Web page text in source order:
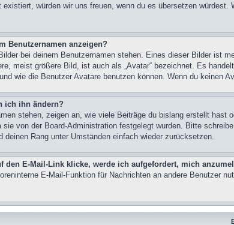
würden wir uns freuen, wenn du es übersetzen
Benutzernamen anzeigen?
bei deinem Benutzernamen stehen. Eines dieser Bilder ist
meist größere Bild, ist auch als „Avatar“ bezeichnet. Es
wie die Benutzer Avatare benutzen können. Wenn du keinen
ich ihn ändern?
stehen, zeigen an, wie viele Beiträge du bislang erstellt
von der Board-Administration festgelegt wurden. Bitte
deinen Rang unter Umständen einfach wieder zurücksetzen.
den E-Mail-Link klicke, werde ich aufgefordert, mich
E-Mail-Funktion für Nachrichten an andere Benutzer